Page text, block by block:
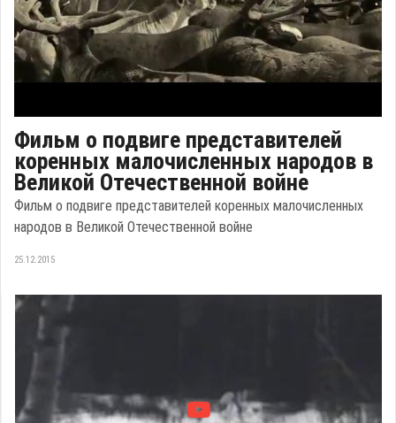
Фильм о подвиге представителей
коренных малочисленных народов в
Великой Отечественной войне
Фильм о подвиге представителей коренных малочисленных
народов в Великой Отечественной войне
25.12.2015